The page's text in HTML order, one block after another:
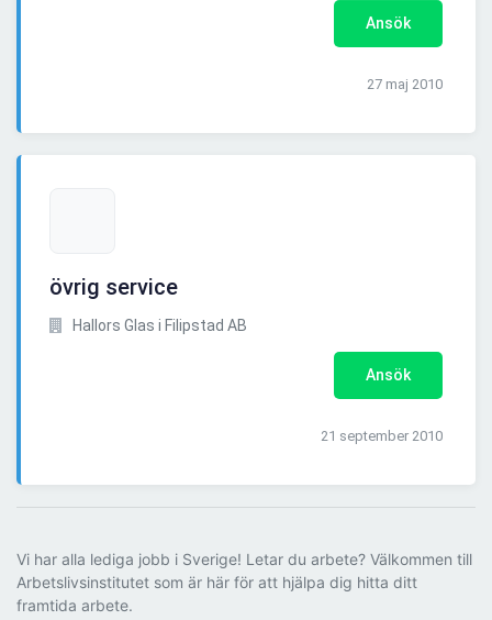
Ansök
27 maj 2010
övrig service
Hallors Glas i Filipstad AB
Ansök
21 september 2010
Vi har alla lediga jobb i Sverige! Letar du arbete? Välkommen till
Arbetslivsinstitutet som är här för att hjälpa dig hitta ditt
framtida arbete.